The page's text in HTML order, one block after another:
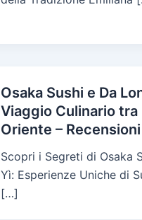
Osaka Sushi e Da
Viaggio Culinario tra
Oriente –
Scopri i Segreti di Osaka
Yì: Esperienze Uniche di
[…]